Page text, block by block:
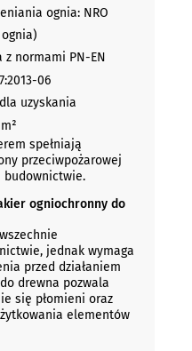
ognia: NRO
z normami PN-EN
06
uzyskania
spełniają
przeciwpożarowej
budownictwie.
ogniochronny do
jednak wymaga
przed działaniem
drewna pozwala
się płomieni oraz
elementów